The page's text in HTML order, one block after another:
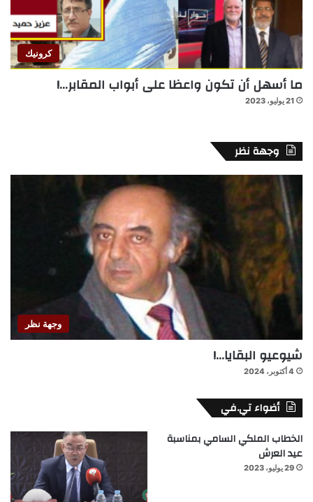
كرونيك
ما أسهل أن تكون واعظا على أبواب المقابر…!
21 يوليو، 2023
وجهة نظر
وجهة نظر
شيوعيو البقايا…!
4 أكتوبر، 2024
أضواء تي.في
الخطاب الملكي السامي بمناسبة
عيد العرش
29 يوليو، 2023